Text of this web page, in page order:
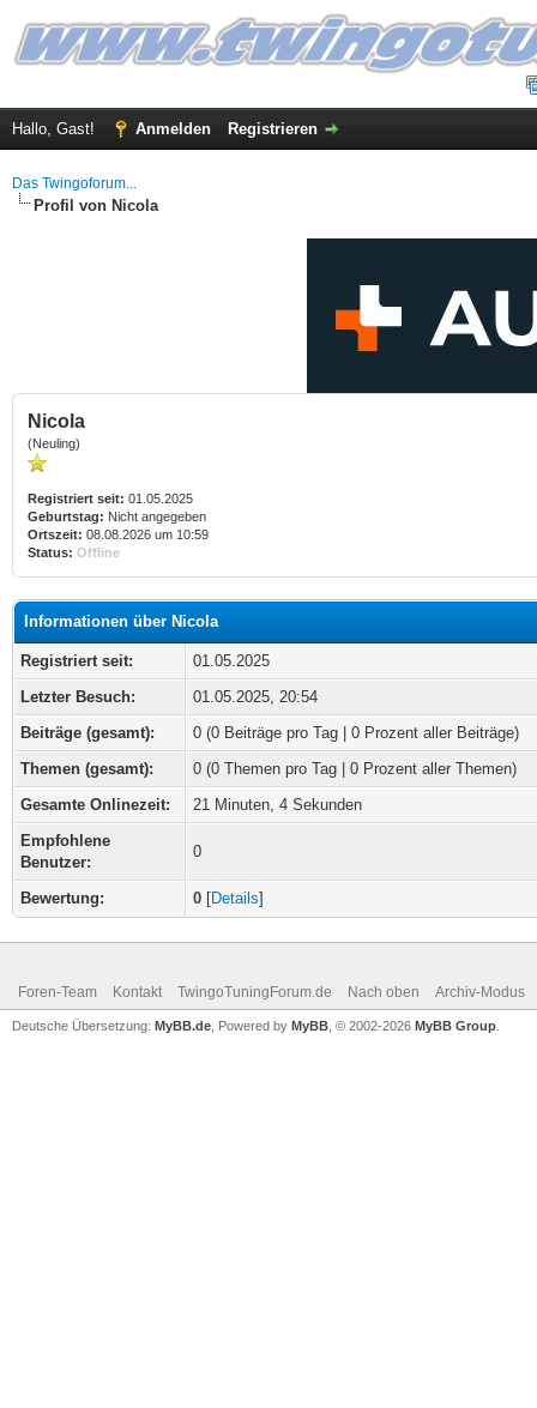
Hallo, Gast! Anmelden Registrieren
Das Twingoforum...
Profil von Nicola
Nicola
(Neuling)
Registriert seit: 01.05.2025
Geburtstag: Nicht angegeben
Ortszeit: 08.08.2026 um 10:59
Status: Offline
Informationen über Nicola
Registriert seit:
01.05.2025
Letzter Besuch:
01.05.2025, 20:54
Beiträge (gesamt):
0 (0 Beiträge pro Tag | 0 Prozent aller Beiträge)
Themen (gesamt):
0 (0 Themen pro Tag | 0 Prozent aller Themen)
Gesamte Onlinezeit:
21 Minuten, 4 Sekunden
Empfohlene
Benutzer:
0
Bewertung: 0 [Details]
Foren-Team Kontakt TwingoTuningForum.de Nach oben Archiv-Modus
Deutsche Übersetzung: MyBB.de , Powered by MyBB , © 2002-2026 MyBB Group